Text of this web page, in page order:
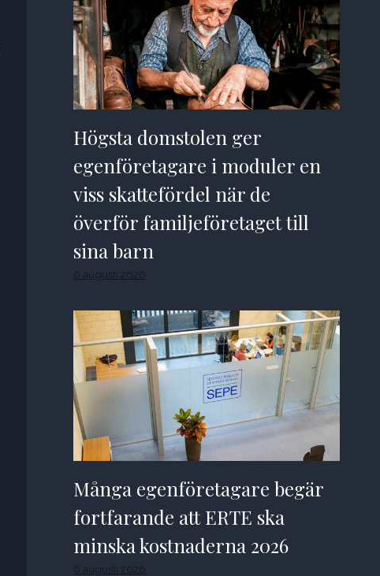
Högsta domstolen ger
egenföretagare i moduler en
viss skattefördel när de
överför familjeföretaget till
sina barn
6 augusti 2026
Många egenföretagare begär
fortfarande att ERTE ska
minska kostnaderna 2026
6 augusti 2026